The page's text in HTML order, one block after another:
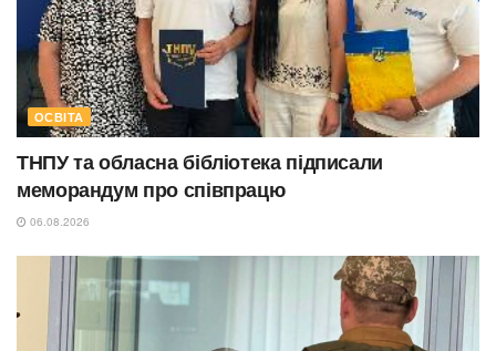
ОСВІТА
ТНПУ та обласна бібліотека підписали
меморандум про співпрацю
06.08.2026